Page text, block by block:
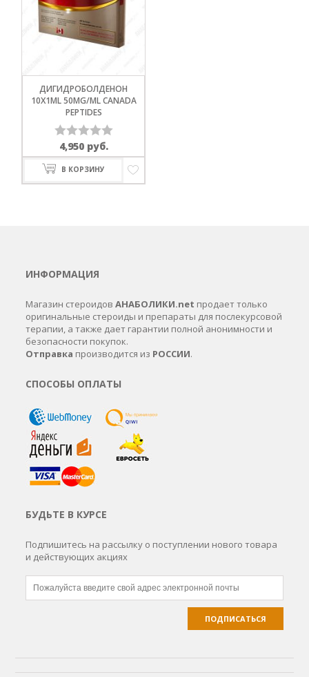
ДИГИДРОБОЛДЕНОН
10X1ML 50MG/ML CANADA
PEPTIDES
Оценка
0
из
4,950 руб.
В КОРЗИНУ
ИНФОРМАЦИЯ
Магазин стероидовАНАБОЛИКИ.net продает только
оригинальные стероиды и препараты для послекурсовой
терапии, а также дает гарантии полной анонимности и
безопасности покупок.
Отправка производится из РОССИИ.
СПОСОБЫ ОПЛАТЫ
БУДЬТЕ В КУРСЕ
Подпишитесь на рассылку о поступлении нового товара
и действующих акциях